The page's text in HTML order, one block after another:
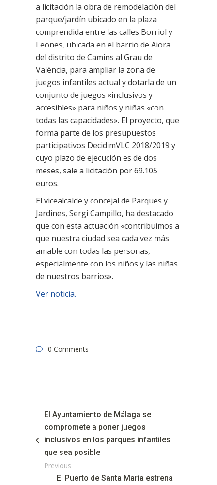
a licitación la obra de remodelación del
parque/jardín ubicado en la plaza
comprendida entre las calles Borriol y
Leones, ubicada en el barrio de Aiora
del distrito de Camins al Grau de
València, para ampliar la zona de
juegos infantiles actual y dotarla de un
conjunto de juegos «inclusivos y
accesibles» para niños y niñas «con
todas las capacidades». El proyecto, que
forma parte de los presupuestos
participativos DecidimVLC 2018/2019 y
cuyo plazo de ejecución es de dos
meses, sale a licitación por 69.105
euros.
El vicealcalde y concejal de Parques y
Jardines, Sergi Campillo, ha destacado
que con esta actuación «contribuimos a
que nuestra ciudad sea cada vez más
amable con todas las personas,
especialmente con los niños y las niñas
de nuestros barrios».
Ver noticia.
0 Comments
El Ayuntamiento de Málaga se
compromete a poner juegos
inclusivos en los parques infantiles
que sea posible
Previous
El Puerto de Santa María estrena